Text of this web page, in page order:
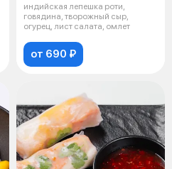
индийская лепешка роти,
говядина, творожный сыр,
огурец, лист салата, омлет
от 690 ₽